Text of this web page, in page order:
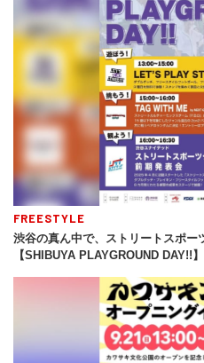
FREESTYLE
渋谷の真ん中で、ストリートスポー
【SHIBUYA PLAYGROUND DAY!!】